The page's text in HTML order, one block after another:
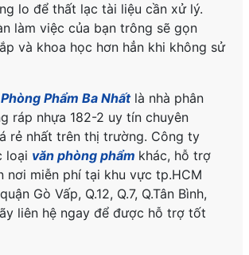
lo để thất lạc tài liệu cần xử lý.
làm việc của bạn trông sẽ gọn
và khoa học hơn hẳn khi không sử
Phẩm Ba Nhấtlà nhà phân
ráp nhựa 182-2 uy tín chuyên
rẻ nhất trên thị trường. Công ty
loại văn phòng phẩm khác, hỗ trợ
nơi miễn phí tại khu vực tp.HCM
Gò Vấp, Q.12, Q.7, Q.Tân Bình,
liên hệ ngay để được hỗ trợ tốt